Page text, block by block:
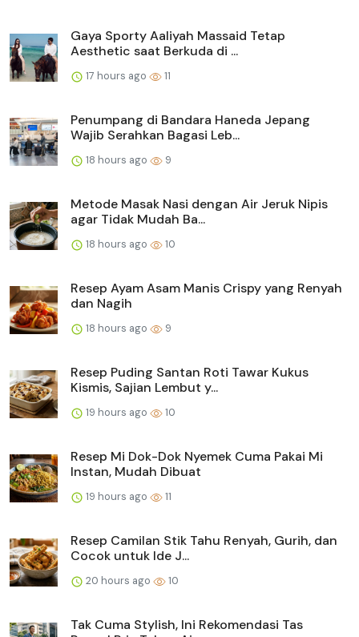
Gaya Sporty Aaliyah Massaid Tetap
Aesthetic saat Berkuda di ...
17 hours ago 11
Penumpang di Bandara Haneda Jepang
Wajib Serahkan Bagasi Leb...
18 hours ago 9
Metode Masak Nasi dengan Air Jeruk Nipis
agar Tidak Mudah Ba...
18 hours ago 10
Resep Ayam Asam Manis Crispy yang Renyah
dan Nagih
18 hours ago 9
Resep Puding Santan Roti Tawar Kukus
Kismis, Sajian Lembut y...
19 hours ago 10
Resep Mi Dok-Dok Nyemek Cuma Pakai Mi
Instan, Mudah Dibuat
19 hours ago 11
Resep Camilan Stik Tahu Renyah, Gurih, dan
Cocok untuk Ide J...
20 hours ago 10
Tak Cuma Stylish, Ini Rekomendasi Tas